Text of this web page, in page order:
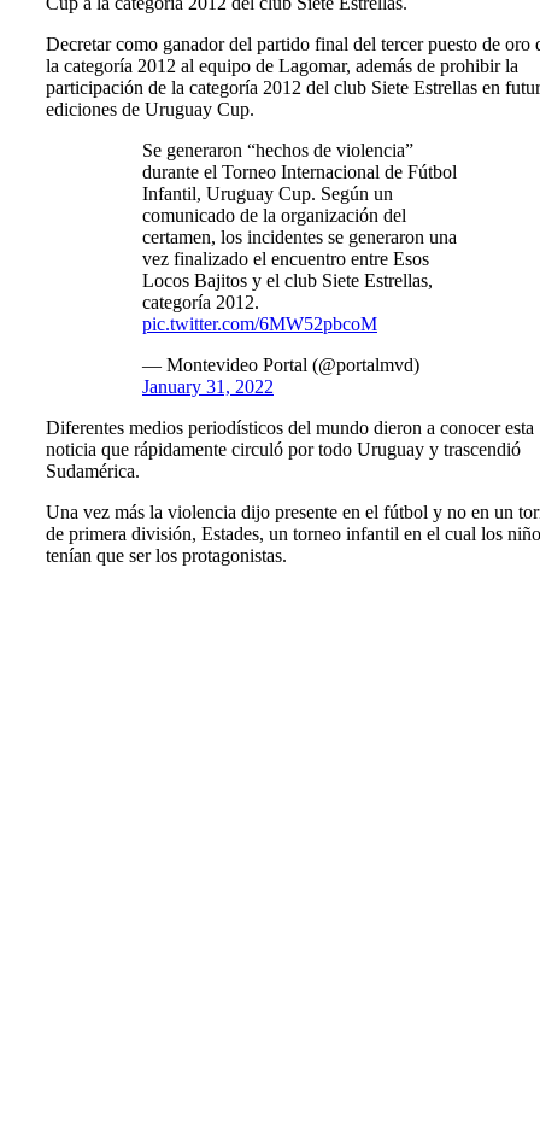
Decretar como ganador del partido final del tercer puesto de oro
la categoría 2012 al equipo de Lagomar, además de prohibir la
participación de la categoría 2012 del club Siete Estrellas en
ediciones de Uruguay Cup.
Se generaron “hechos de violencia”
durante el Torneo Internacional de Fútbol
Infantil, Uruguay Cup. Según un
comunicado de la organización del
certamen, los incidentes se generaron una
vez finalizado el encuentro entre Esos
Locos Bajitos y el club Siete Estrellas,
categoría 2012.
pic.twitter.com/6MW52pbcoM
— Montevideo Portal (@portalmvd)
January 31, 2022
Diferentes medios periodísticos del mundo dieron a conocer esta
noticia que rápidamente circuló por todo Uruguay y trascendió
Sudamérica.
Una vez más la violencia dijo presente en el fútbol y no en un
de primera división, Estades, un torneo infantil en el cual los
tenían que ser los protagonistas.